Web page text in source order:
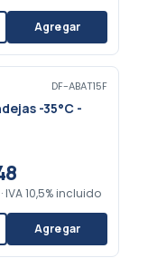
Agregar
DF-ABAT15F
-35°C -
· IVA 10,5% incluido
Agregar